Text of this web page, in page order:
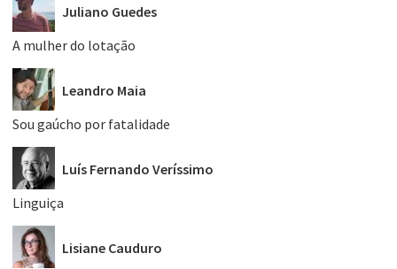
Juliano Guedes
A mulher do lotação
Leandro Maia
Sou gaúcho por fatalidade
Luís Fernando Veríssimo
Linguiça
Lisiane Cauduro